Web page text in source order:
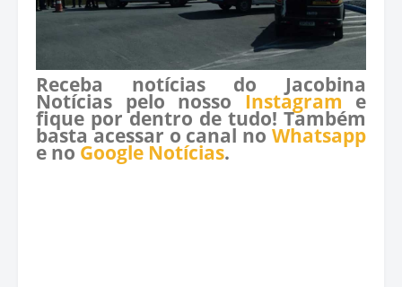
Receba notícias do Jacobina
Notícias pelo nosso Instagram e
fique por dentro de tudo! Também
basta acessar o canal no Whatsapp
e no Google Notícias.